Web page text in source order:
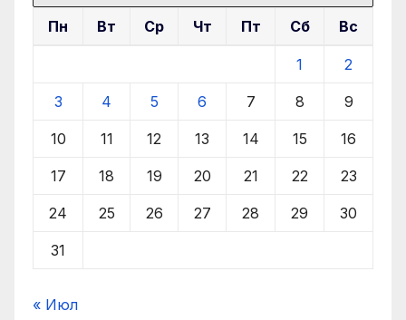
Пн Вт Ср Чт Пт Сб Вс
1 2
3 4 5 6 7 8 9
10 11 12 13 14 15 16
17 18 19 20 21 22 23
24 25 26 27 28 29 30
31
« Июл